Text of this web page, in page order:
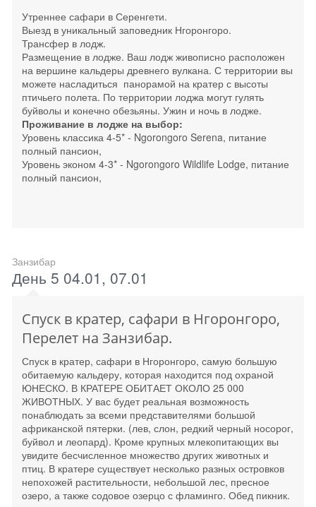
Утреннее сафари в Серенгети.
Выезд в уникальный заповедник Нгоронгоро.
Трансфер в лодж.
Размещение в лодже. Ваш лодж живописно расположен
на вершине кальдеры древнего вулкана. С территории вы
можете насладиться панорамой на кратер с высоты
птичьего полета. По территории лоджа могут гулять
буйволы и конечно обезьяны. Ужин и ночь в лодже.
Проживание в лодже на выбор:
Уровень классика 4-5* - Ngorongoro Serena, питание
полный пансион,
Уровень эконом 4-3* - Ngorongoro Wildlife Lodge, питание
полный пансион,
Занзибар
День 5 04.01, 07.01
Спуск в кратер, сафари в Нгоронгоро,
Перелет на Занзибар.
Спуск в кратер, сафари в Нгоронгоро, самую большую
обитаемую кальдеру, которая находится под охраной
ЮНЕСКО. В КРАТЕРЕ ОБИТАЕТ ОКОЛО 25 000
ЖИВОТНЫХ. У вас будет реальная возможность
понаблюдать за всеми представителями большой
африканской пятерки. (лев, слон, редкий черный носорог,
буйвол и леопард). Кроме крупных млекопитающих вы
увидите бесчисленное множество других животных и
птиц. В кратере существует несколько разных островков
непохожей растительности, небольшой лес, пресное
озеро, а также содовое озерцо с фламинго. Обед пикник.